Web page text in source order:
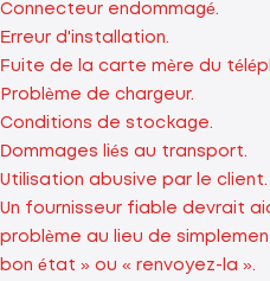
Connecteur endommagé.
Erreur d'installation.
Fuite de la carte mère du
Problème de chargeur.
Conditions de stockage.
Dommages liés au transport.
Utilisation abusive par le client.
Un fournisseur fiable devrait
problème au lieu de
bon état » ou « renvoyez-la ».